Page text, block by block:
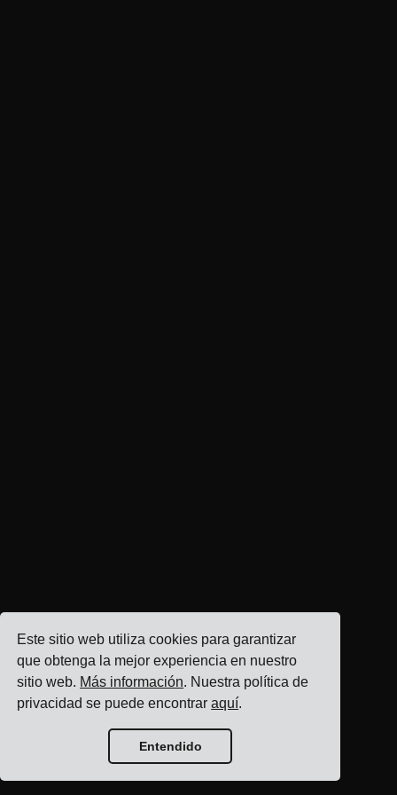
Este sitio web utiliza cookies para garantizar
que obtenga la mejor experiencia en nuestro
sitio web. Más información. Nuestra política de
privacidad se puede encontraraquí.
Entendido